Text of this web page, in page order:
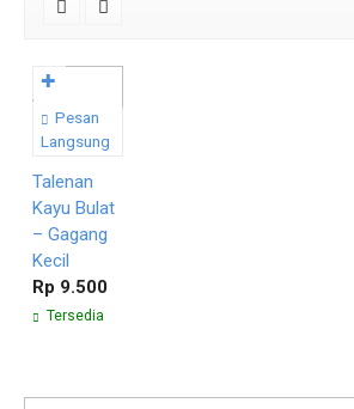
Pesan
Langsung
Talenan
Kayu Bulat
– Gagang
Kecil
Rp 9.500
Tersedia
✚